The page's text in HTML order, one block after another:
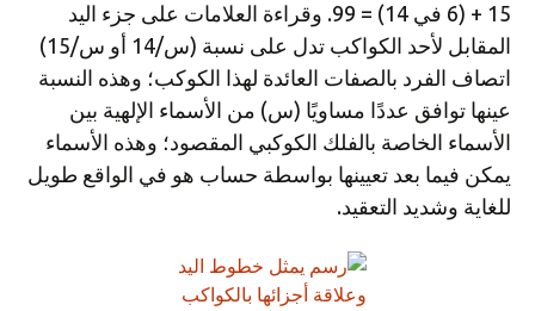
15 + (6 في 14) = 99. وقراءة العلامات على جزء اليد
المقابل لأحد الكواكب تدل على نسبة (س/14 أو س/15)
اتصاف الفرد بالصفات العائدة لهذا الكوكب؛ وهذه النسبة
عينها توافق عددًا مساويًا (س) من الأسماء الإلهية بين
الأسماء الخاصة بالفلك الكوكبي المقصود؛ وهذه الأسماء
يمكن فيما بعد تعيينها بواسطة حساب هو في الواقع طويل
للغاية وشديد التعقيد.